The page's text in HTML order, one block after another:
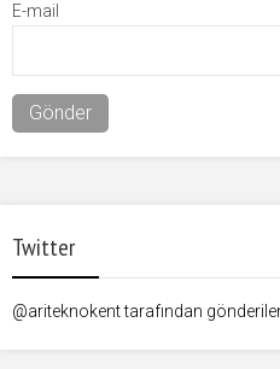
E-mail
Twitter
@ariteknokent tarafından